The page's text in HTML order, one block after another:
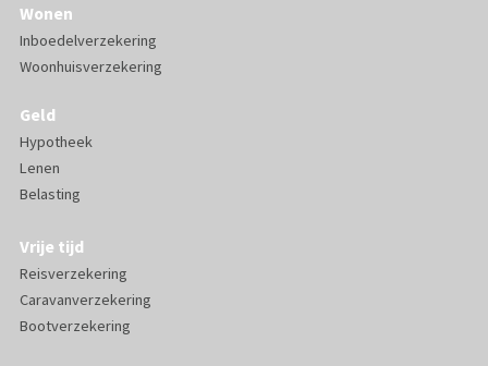
Wonen
Inboedelverzekering
Woonhuisverzekering
Geld
Hypotheek
Lenen
Belasting
Vrije tijd
Reisverzekering
Caravanverzekering
Bootverzekering